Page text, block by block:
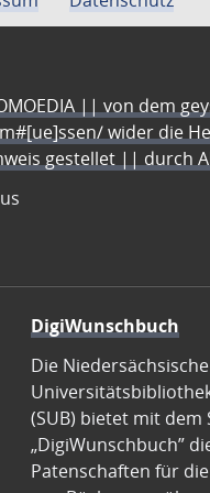
|| von dem
wider die
gestellet || durch
DigiWunschbuch
Die
(SUB) bietet mit dem
„DigiWunschbuch”
Patenschaften für